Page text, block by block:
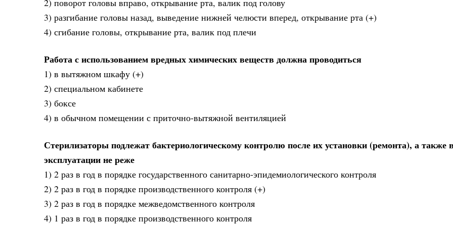
3) разгибание головы назад, выведение нижней челюсти вперед, открывание рта (+)
4) сгибание головы, открывание рта, валик под плечи
Работа с использованием вредных химических веществ должна проводиться
1) в вытяжном шкафу (+)
2) специальном кабинете
3) боксе
4) в обычном помещении с приточно-вытяжной вентиляцией
Стерилизаторы подлежат бактериологическому контролю после их установки (ремонта), а также
эксплуатации не реже
1) 2 раз в год в порядке государственного санитарно-эпидемиологического контроля
2) 2 раз в год в порядке производственного контроля (+)
3) 2 раз в год в порядке межведомственного контроля
4) 1 раз в год в порядке производственного контроля